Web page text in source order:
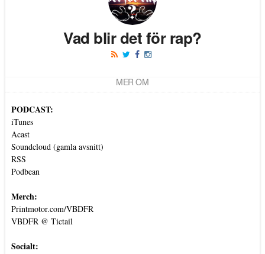
Vad blir det för rap?
MER OM
PODCAST:
iTunes
Acast
Soundcloud (gamla avsnitt)
RSS
Podbean
Merch:
Printmotor.com/VBDFR
VBDFR @ Tictail
Socialt: